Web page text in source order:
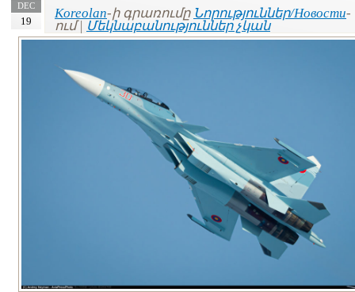
DEC
19
Koreolan-ի գրառումը Նորություններ/Новости-
ում | Մեկնաբանություններ չկան